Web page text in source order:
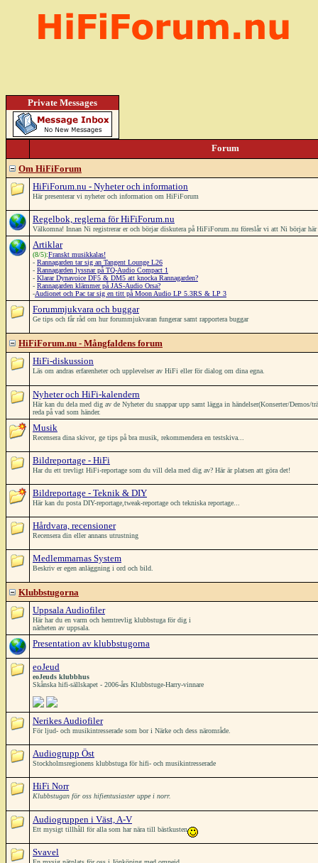
Private Messages
Forum
Om HiFiForum
HiFiForum.nu - Nyheter och information
Här presenterar vi nyheter och information om HiFiForum
Regelbok, reglerna för HiFiForum.nu
Välkomna! Innan Ni registrerar er och börjar diskutera på HiFiForum.nu föreslår vi att Ni börjar
Artiklar
(8/5):Franskt musikkalas!
- Rannagarden tar sig an Tangent Lounge L26
- Rannagarden lyssnar på TQ-Audio Compact 1
- Klarar Dynavoice DF5 & DM5 att knocka Rannagarden?
- Rannagarden klämmer på JAS-Audio Orsa?
-Audionet och Pac tar sig en titt på Moon Audio LP 5.3RS & LP 3
Forummjukvara och buggar
Ge tips och får råd om hur forummjukvaran fungerar samt rapportera buggar
HiFiForum.nu - Mångfaldens forum
HiFi-diskussion
Läs om andras erfarenheter och upplevelser av HiFi eller för dialog om dina egna.
Nyheter och HiFi-kalendern
Här kan du dela med dig av de Nyheter du snappar upp samt lägga in händelser(Konserter/Demos/
reda på vad som händer.
Musik
Recensera dina skivor, ge tips på bra musik, rekommendera en testskiva...
Bildreportage - HiFi
Har du ett trevligt HiFi-reportage som du vill dela med dig av? Här är platsen att göra det!
Bildreportage - Teknik & DIY
Här kan du posta DIY-reportage,tweak-reportage och tekniska reportage...
Hårdvara, recensioner
Recensera din eller annans utrustning
Medlemmarnas System
Beskriv er egen anläggning i ord och bild.
Klubbstugorna
Uppsala Audiofiler
Här har du en varm och hemtrevlig klubbstuga för dig i
närheten av uppsala.
Presentation av klubbstugorna
eoJeud
eoJeuds klubbhus
Skånska hifi-sällskapet - 2006-års Klubbstuge-Harry-vinnare
Nerikes Audiofiler
För ljud- och musikintresserade som bor i Närke och dess närområde.
Audiogrupp Öst
Stockholmsregionens klubbstuga för hifi- och musikintresserade
HiFi Norr
Klubbstugan för oss hifientusiaster uppe i norr.
Audiogruppen i Väst, A-V
Ett mysigt tillhåll för alla som har nära till bästkusten
Svavel